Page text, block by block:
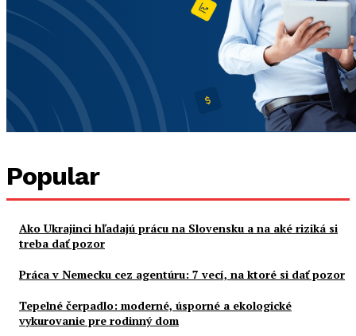
Popular
Ako Ukrajinci hľadajú prácu na Slovensku a na aké riziká si
treba dať pozor
Práca v Nemecku cez agentúru: 7 vecí, na ktoré si dať pozor
Tepelné čerpadlo: moderné, úsporné a ekologické
vykurovanie pre rodinný dom